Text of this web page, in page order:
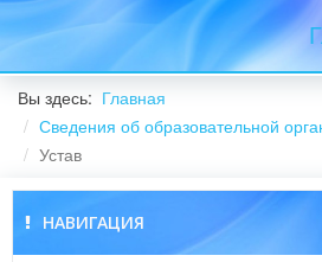
Вы здесь: Главная
Сведения об образовательной
Устав
НАВИГАЦИЯ